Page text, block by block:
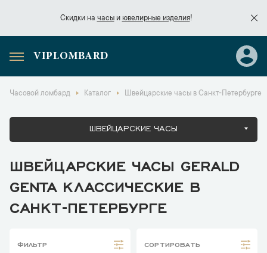
Скидки на часыи ювелирные изделия!
Скидки начасы
VIPLOMBARD
Часовой ломбард Каталог Швейцарские часы в Санкт-Петербурге
ШВЕЙЦАРСКИЕ ЧАСЫ
ШВЕЙЦАРСКИЕ ЧАСЫ GERALD
GENTA КЛАССИЧЕСКИЕ В
САНКТ-ПЕТЕРБУРГЕ
ФИЛЬТР СОРТИРОВАТЬ